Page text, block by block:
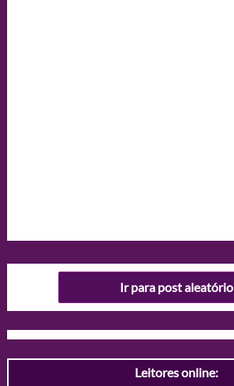
Ir para post aleatório
Leitores online: